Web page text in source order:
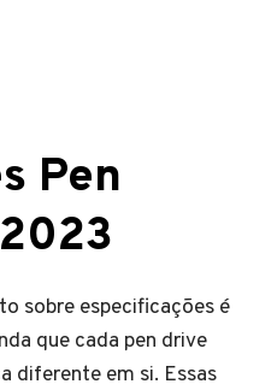
Pen
sobre especificações é
que cada pen drive
diferente em si. Essas